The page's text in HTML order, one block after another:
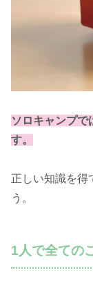
ソロキャンプで
す。
正しい知識を得
う。
1人で全ての